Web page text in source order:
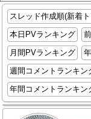
スレッド作成順(新着
本日PVランキング
月間PVランキング
週間コメントランキン
年間コメントランキン